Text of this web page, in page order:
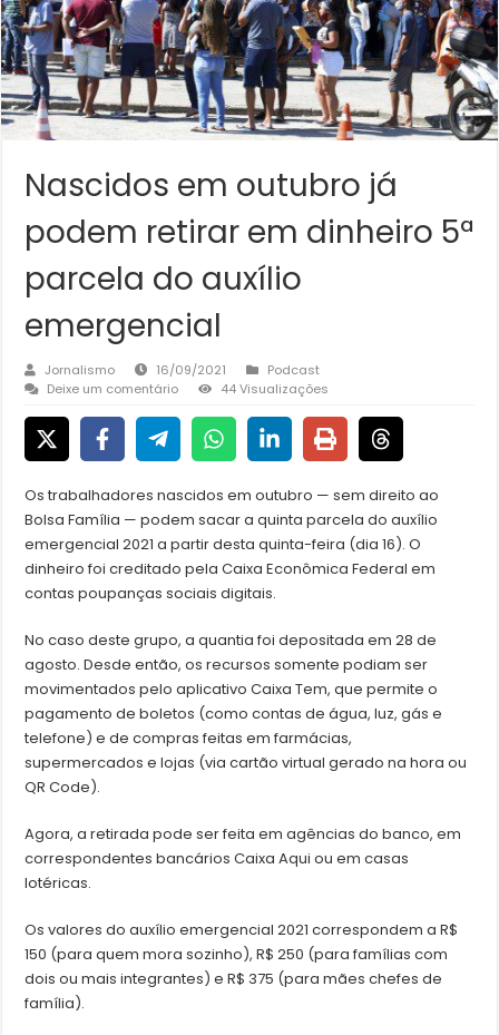
Nascidos em outubro já
podem retirar em dinheiro 5ª
parcela do auxílio
emergencial
Jornalismo 16/09/2021
Podcast
Deixe um comentário
44 Visualizações
Os trabalhadores nascidos em outubro — sem direito ao
Bolsa Família — podem sacar a quinta parcela do auxílio
emergencial 2021 a partir desta quinta-feira (dia 16). O
dinheiro foi creditado pela Caixa Econômica Federal em
contas poupanças sociais digitais.
No caso deste grupo, a quantia foi depositada em 28 de
agosto. Desde então, os recursos somente podiam ser
movimentados pelo aplicativo Caixa Tem, que permite o
pagamento de boletos (como contas de água, luz, gás e
telefone) e de compras feitas em farmácias,
supermercados e lojas (via cartão virtual gerado na hora ou
QR Code).
Agora, a retirada pode ser feita em agências do banco, em
correspondentes bancários Caixa Aqui ou em casas
lotéricas.
Os valores do auxílio emergencial 2021 correspondem a R$
150 (para quem mora sozinho), R$ 250 (para famílias com
dois ou mais integrantes) e R$ 375 (para mães chefes de
família).